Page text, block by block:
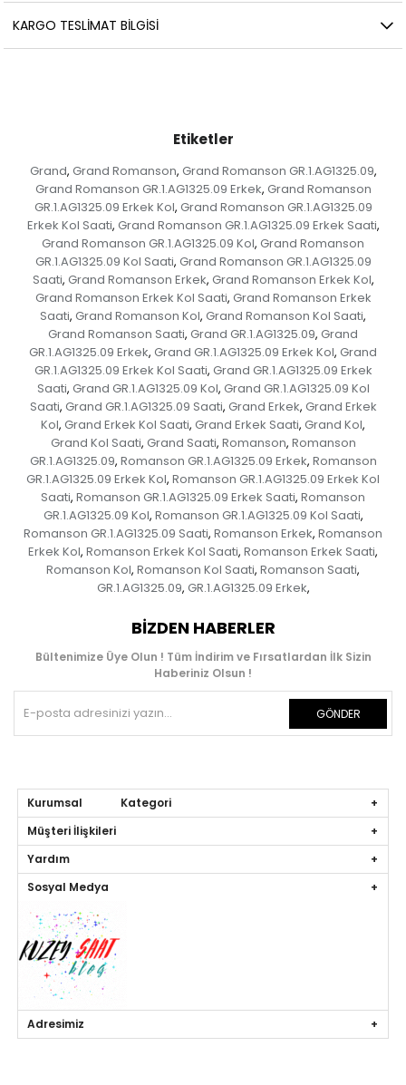
KARGO TESLIMAT BILGISI
Etiketler
Grand, Grand Romanson, Grand Romanson GR.1.AG1325.09,
Grand Romanson GR.1.AG1325.09 Erkek, Grand Romanson
GR.1.AG1325.09 Erkek Kol, Grand Romanson GR.1.AG1325.09
Erkek Kol Saati, Grand Romanson GR.1.AG1325.09 Erkek Saati,
Grand Romanson GR.1.AG1325.09 Kol, Grand Romanson
GR.1.AG1325.09 Kol Saati, Grand Romanson GR.1.AG1325.09
Saati, Grand Romanson Erkek, Grand Romanson Erkek Kol,
Grand Romanson Erkek Kol Saati, Grand Romanson Erkek
Saati, Grand Romanson Kol, Grand Romanson Kol Saati,
Grand Romanson Saati, Grand GR.1.AG1325.09, Grand
GR.1.AG1325.09 Erkek, Grand GR.1.AG1325.09 Erkek Kol, Grand
GR.1.AG1325.09 Erkek Kol Saati, Grand GR.1.AG1325.09 Erkek
Saati, Grand GR.1.AG1325.09 Kol, Grand GR.1.AG1325.09 Kol
Saati, Grand GR.1.AG1325.09 Saati, Grand Erkek, Grand Erkek
Kol, Grand Erkek Kol Saati, Grand Erkek Saati, Grand Kol,
Grand Kol Saati, Grand Saati, Romanson, Romanson
GR.1.AG1325.09, Romanson GR.1.AG1325.09 Erkek, Romanson
GR.1.AG1325.09 Erkek Kol, Romanson GR.1.AG1325.09 Erkek Kol
Saati, Romanson GR.1.AG1325.09 Erkek Saati, Romanson
GR.1.AG1325.09 Kol, Romanson GR.1.AG1325.09 Kol Saati,
Romanson GR.1.AG1325.09 Saati, Romanson Erkek, Romanson
Erkek Kol, Romanson Erkek Kol Saati, Romanson Erkek Saati,
Romanson Kol, Romanson Kol Saati, Romanson Saati,
GR.1.AG1325.09, GR.1.AG1325.09 Erkek,
BIZDEN HABERLER
Bültenimize Üye Olun ! Tüm İndirim ve Fırsatlardan İlk Sizin
Haberiniz Olsun !
GÖNDER
Kurumsal Kategori
Müşteri İlişkileri
Yardım
Sosyal Medya
Adresimiz